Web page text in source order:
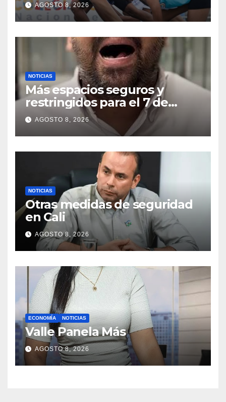
atletismo
AGOSTO 8, 2026
NOTICIAS
Más espacios seguros y
restringidos para el 7 de
agosto
AGOSTO 8, 2026
NOTICIAS
Otras medidas de seguridad
en Cali
AGOSTO 8, 2026
ECONOMÍA NOTICIAS
Valle Panela Más
AGOSTO 8, 2026